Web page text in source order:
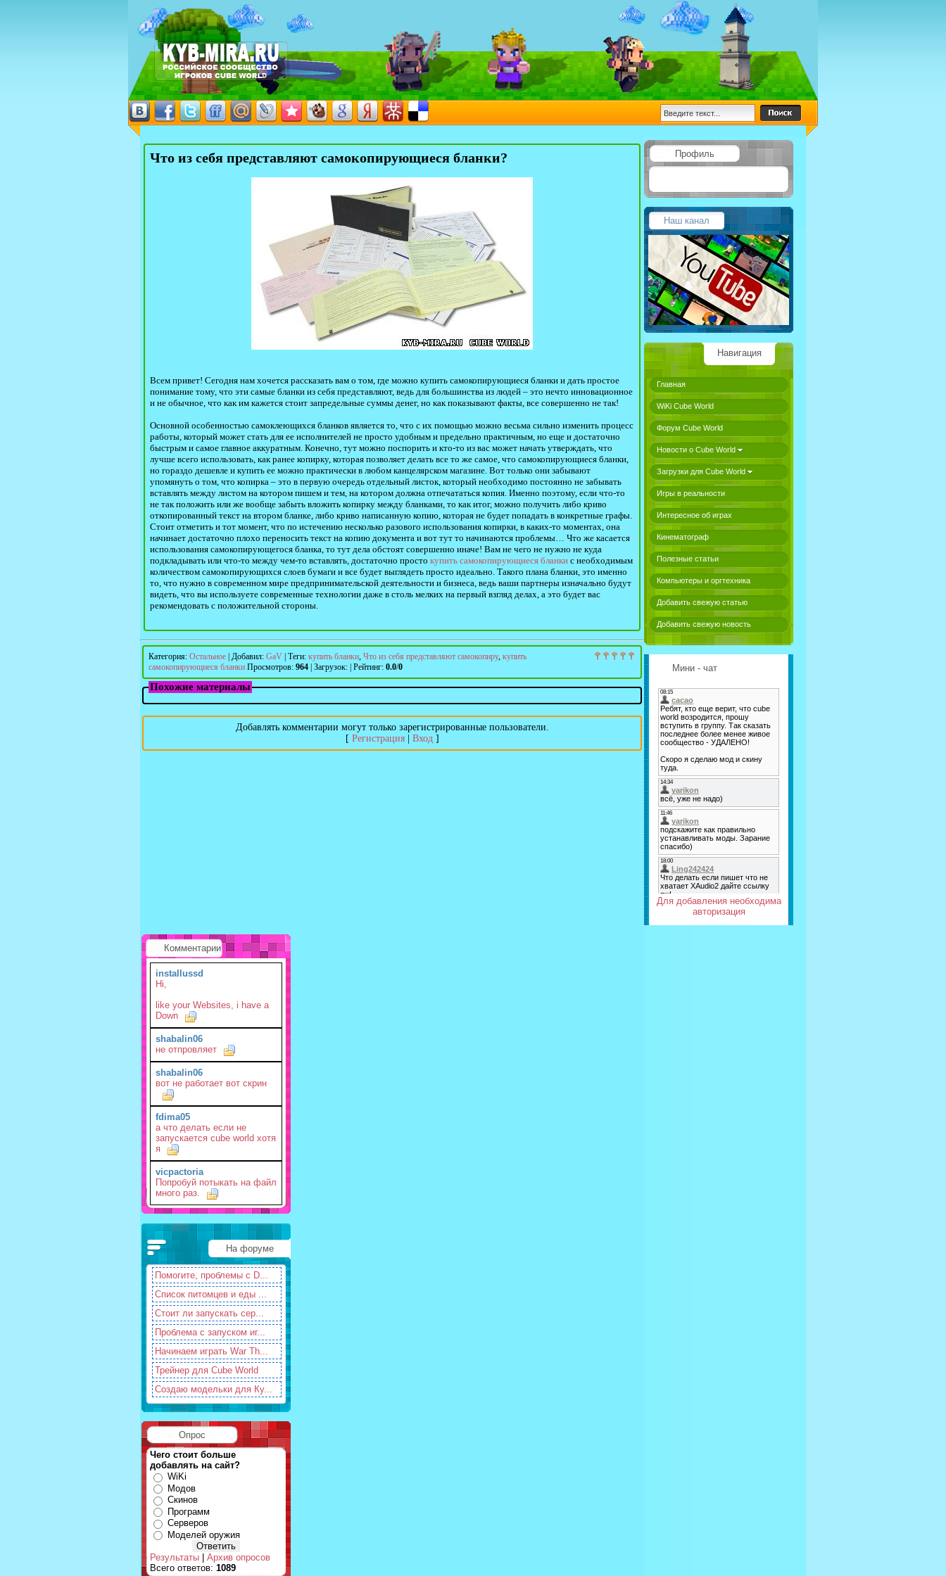
Что из себя представляют самокопирующиеся бланки?
Всем привет! Сегодня нам хочется рассказать вам о том, где можно купить самокопирующиеся бланки и дать простое
понимание тому, что эти самые бланки из себя представляют, ведь для большинства из людей – это нечто инновационное
и не обычное, что как им кажется стоит запредельные суммы денег, но как показывают факты, все совершенно не так!
Основной особенностью самоклеющихся бланков является то, что с их помощью можно весьма сильно изменить процесс
работы, который может стать для ее исполнителей не просто удобным и предельно практичным, но еще и достаточно
быстрым и самое главное аккуратным. Конечно, тут можно поспорить и кто-то из вас может начать утверждать, что
лучше всего использовать, как ранее копирку, которая позволяет делать все то же самое, что самокопирующиеся бланки,
но гораздо дешевле и купить ее можно практически в любом канцелярском магазине. Вот только они забывают
упомянуть о том, что копирка – это в первую очередь отдельный листок, который необходимо постоянно не забывать
вставлять между листом на котором пишем и тем, на котором должна отпечататься копия. Именно поэтому, если что-то
не так положить или же вообще забыть вложить копирку между бланками, то как итог, можно получить либо криво
откопированный текст на втором бланке, либо криво написанную копию, которая не будет попадать в конкретные графы.
Стоит отметить и тот момент, что по истечению несколько разового использования копирки, в каких-то моментах, она
начинает достаточно плохо переносить текст на копию документа и вот тут то начинаются проблемы… Что же касается
использования самокопирующегося бланка, то тут дела обстоят совершенно иначе! Вам не чего не нужно не куда
подкладывать или что-то между чем-то вставлять, достаточно просто купить самокопирующиеся бланки с необходимым
количеством самокопирующихся слоев бумаги и все будет выглядеть просто идеально. Такого плана бланки, это именно
то, что нужно в современном мире предпринимательской деятельности и бизнеса, ведь ваши партнеры изначально будут
видеть, что вы используете современные технологии даже в столь мелких на первый взгляд делах, а это будет вас
рекомендовать с положительной стороны.
Категория: Остальное Добавил: GaV Теги: купить бланки, Что из себя представляют самокопиру, купить
самокопирующиеся бланки Просмотров: 964 Загрузок: Рейтинг: 0.0/0
Похожие материалы
Добавлять комментарии могут только зарегистрированные пользователи.
[ Регистрация| Вход]
Профиль
Наш канал
Навигация
Главная
WiKi Cube World
Форум Cube World
Новости о Cube World
Загрузки для Cube World
Игры в реальности
Интересное об играх
Кинематограф
Полезные статьи
Компьютеры и оргтехника
Добавить свежую статью
Добавить свежую новость
Мини - чат
Для добавления необходима
авторизация
Комментарии
installussd
Hi,
like your Websites, i have a
Down
shabalin06
не отпровляет
shabalin06
вот не работает вот скрин
fdima05
а что делать если не
запускается cube world хотя
я
vicpactoria
Попробуй потыкать на файл
много раз.
На форуме
Помогите, проблемы с D...
Список питомцев и еды ...
Стоит ли запускать сер...
Проблема с запуском иг...
Начинаем играть War Th...
Трейнер для Cube World
Создаю модельки для Ку...
Опрос
Чего стоит больше
добавлять на сайт?
WiKi
Модов
Скинов
Программ
Серверов
Моделей оружия
Результаты
Архив опросов
Всего ответов: 1089